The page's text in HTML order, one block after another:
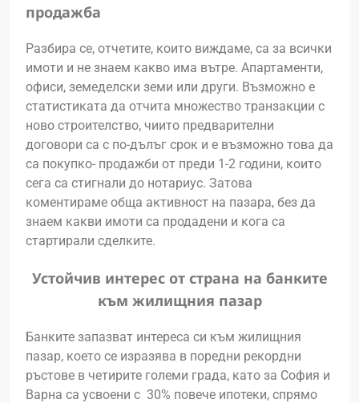
продажба
Разбира се, отчетите, които виждаме, са за всички
имоти и не знаем какво има вътре. Апартаменти,
офиси, земеделски земи или други. Възможно е
статистиката да отчита множество транзакции с
ново строителство, чиито предварителни
договори са с по-дълъг срок и е възможно това да
са покупко- продажби от преди 1-2 години, които
сега са стигнали до нотариус. Затова
коментираме обща активност на пазара, без да
знаем какви имоти са продадени и кога са
стартирали сделките.
Устойчив интерес от страна на банките
към жилищния пазар
Банките запазват интереса си към жилищния
пазар, което се изразява в поредни рекордни
ръстове в четирите големи града, като за София и
Варна са усвоени с 30% повече ипотеки, спрямо